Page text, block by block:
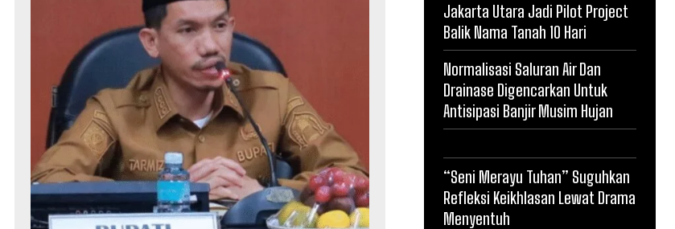
Jakarta Utara Jadi Pilot Project
Balik Nama Tanah 10 Hari
Normalisasi Saluran Air Dan
Drainase Digencarkan Untuk
Antisipasi Banjir Musim Hujan
“Seni Merayu Tuhan” Suguhkan
Refleksi Keikhlasan Lewat Drama
Menyentuh